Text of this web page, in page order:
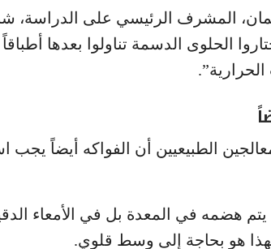
المشرف الرئيسي على الدراسة،
الحلوى الدسمة تناولوا بعدها
الطبيعيين أن الفواكه أيضاً يجب
يتم هضمه في المعدة بل في الأمعاء
هو بحاجة إلى وسط قلوي.